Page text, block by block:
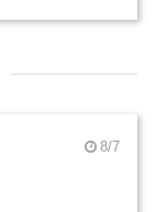
8/7